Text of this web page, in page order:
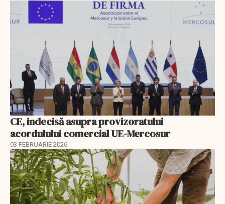
CE, indecisă asupra provizoratului
acordulului comercial UE-Mercosur
03 FEBRUARIE 2026